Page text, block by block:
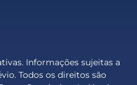
Informações sujeitas a
Todos os direitos são